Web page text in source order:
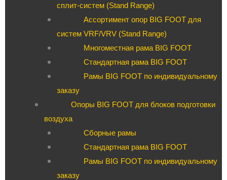
сплит-систем (Stand Range)
Ассортимент опор BIG FOOT для
систем VRF/VRV (Stand Range)
Многоместная рама BIG FOOT
Стандартная рама BIG FOOT
Рамы BIG FOOT по индивидуальному
заказу
Опоры BIG FOOT для блоков подготовки
воздуха
Сборные рамы
Стандартная рама BIG FOOT
Рамы BIG FOOT по индивидуальному
заказу